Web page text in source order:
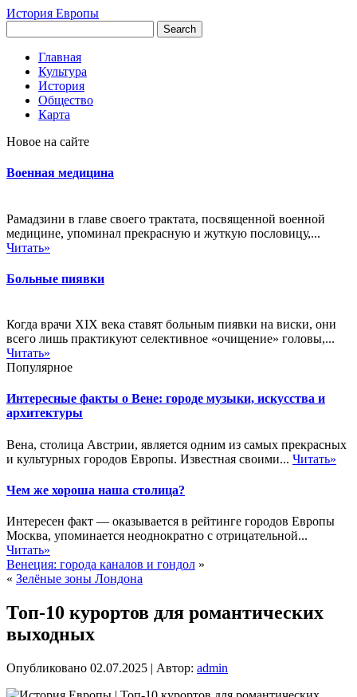
История Европы
Главная
Культура
История
Общество
Карта
Новое на сайте
Военная медицина
Рамадзини в главе своего трактата, посвященной военной
медицине, упоминал прекрасную и жуткую пословицу,...
Читать»
Больные пиявки
Когда врачи XIX века ставят больным пиявки на виски, они
всего лишь практикуют селективное «очищение» головы,...
Читать»
Популярное
Интересные факты о Вене: городе музыки, искусства и
архитектуры
Вена, столица Австрии, является одним из самых прекрасных
и культурных городов Европы. Известная своими... Читать»
Чем же хороша наша столица?
Интересен факт — оказывается в рейтинге городов Европы
Москва, упоминается неоднократно с отрицательной...
Читать»
Венеция: города каналов и гондол »
« Зелёные зоны Лондона
Топ-10 курортов для романтических
выходных
Опубликовано 02.07.2025 | Автор: admin